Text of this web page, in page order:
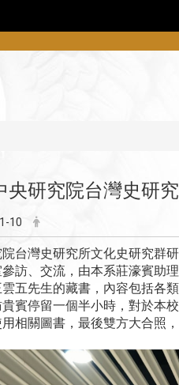
央研究院台灣史研
10
台灣史研究所文化史研究群
訪、交流，由本系莊濠賓助
五先生的藏書，內容包括各
賓停留一個半小時，對於本
相關圖書，最後雙方大合照